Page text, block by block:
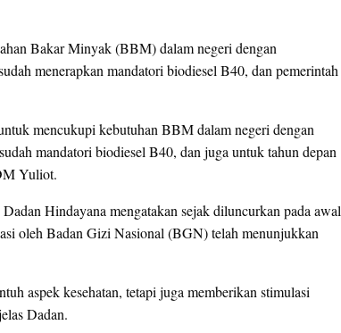
Bakar Minyak (BBM) dalam negeri dengan
menerapkan mandatori biodiesel B40, dan pemerintah
mencukupi kebutuhan BBM dalam negeri dengan
mandatori biodiesel B40, dan juga untuk tahun depan
Yuliot.
Hindayana mengatakan sejak diluncurkan pada awal
oleh Badan Gizi Nasional (BGN) telah menunjukkan
aspek kesehatan, tetapi juga memberikan stimulasi
Dadan.